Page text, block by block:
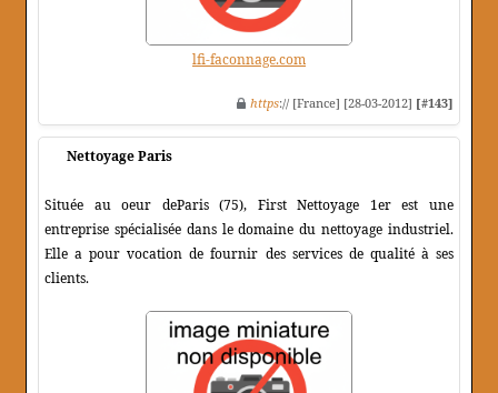
lfi-faconnage.com
https:// [France] [28-03-2012] [#143]
Nettoyage Paris
Située au oeur deParis (75), First Nettoyage 1er est une
entreprise spécialisée dans le domaine du nettoyage industriel.
Elle a pour vocation de fournir des services de qualité à ses
clients.